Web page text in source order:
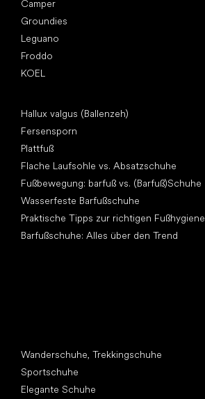
Camper
Groundies
Leguano
Froddo
KOEL
Hallux valgus (Ballenzeh)
Fersensporn
Plattfuß
Flache Laufsohle vs. Absatzschuhe
Fußbewegung: barfuß vs. (Barfuß)Schuhe
Wasserfeste Barfußschuhe
Praktische Tipps zur richtigen Fußhygiene
Barfußschuhe: Alles über den Trend
Wanderschuhe, Trekkingschuhe
Sportschuhe
Elegante Schuhe